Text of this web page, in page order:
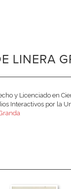
LINERA
y Licenciado en
Interactivos por la